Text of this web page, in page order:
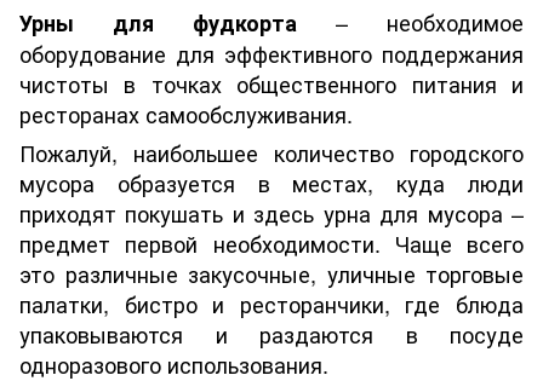
Урны для фудкорта – необходимое
оборудование для эффективного поддержания
чистоты в точках общественного питания и
ресторанах самообслуживания.
Пожалуй, наибольшее количество городского
мусора образуется в местах, куда люди
приходят покушать и здесь урна для мусора –
предмет первой необходимости. Чаще всего
это различные закусочные, уличные торговые
палатки, бистро и ресторанчики, где блюда
упаковываются и раздаются в посуде
одноразового использования.